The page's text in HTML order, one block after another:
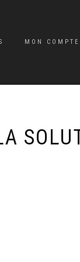
MON COMPTE